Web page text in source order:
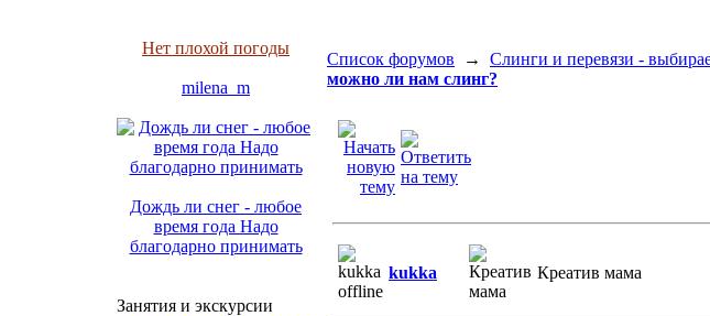
Нет плохой погоды
milena_m
Дождь ли снег - любое
время года Надо
благодарно принимать
Занятия и экскурсии
Список форумов → Слинги и перевязи -
можно ли нам слинг?
kukka Креатив мама